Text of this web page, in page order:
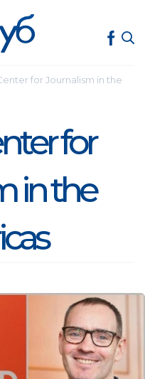
for Journalism in the
for
in the